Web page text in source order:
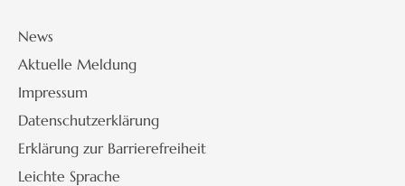
News
Aktuelle Meldung
Impressum
Datenschutzerklärung
Erklärung zur Barrierefreiheit
Leichte Sprache